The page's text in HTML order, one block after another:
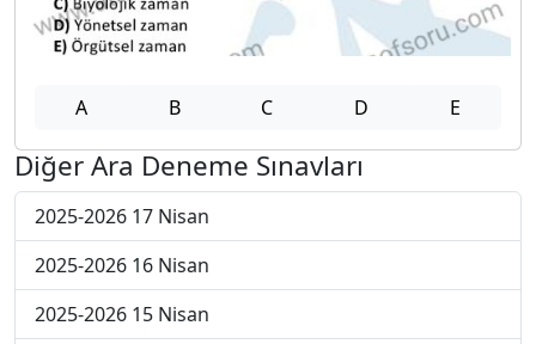
A B C D E
Diğer Ara Deneme Sınavları
2025-2026 17 Nisan
2025-2026 16 Nisan
2025-2026 15 Nisan